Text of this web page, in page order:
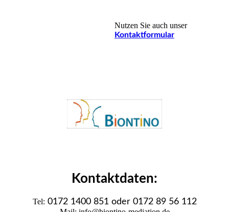
Nutzen Sie auch unser
Kontaktformular
Kontaktdaten:
Tel: 0172 1400 851 oder 0172 89 56 112